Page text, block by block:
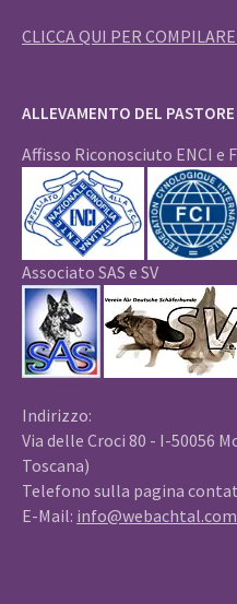
CLICCA QUI PER
ALLEVAMENTO DEL
Affisso Riconosciuto ENCI e
Associato SAS e SV
Indirizzo:
Via delle Croci 80 - I-50056
Toscana)
Telefono sulla pagina
E-Mail: info@webachtal.com